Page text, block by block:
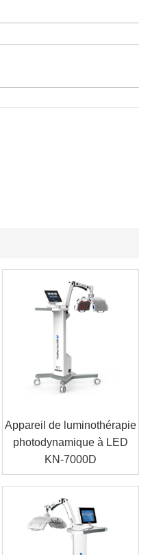
Appareil de luminothérapie
photodynamique à LED
KN-7000D